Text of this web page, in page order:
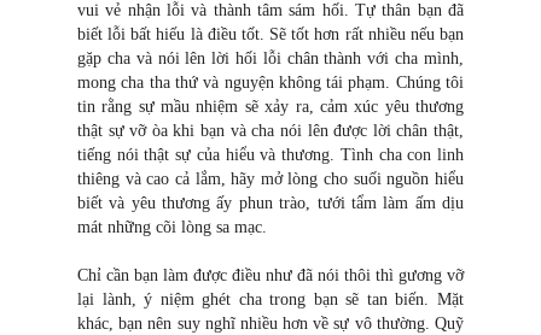
vui vẻ nhận lỗi và thành tâm sám hối. Tự thân bạn đã
biết lỗi bất hiếu là điều tốt. Sẽ tốt hơn rất nhiều nếu bạn
gặp cha và nói lên lời hối lỗi chân thành với cha mình,
mong cha tha thứ và nguyện không tái phạm. Chúng tôi
tin rằng sự mầu nhiệm sẽ xảy ra, cảm xúc yêu thương
thật sự vỡ òa khi bạn và cha nói lên được lời chân thật,
tiếng nói thật sự của hiểu và thương. Tình cha con linh
thiêng và cao cả lắm, hãy mở lòng cho suối nguồn hiểu
biết và yêu thương ấy phun trào, tưới tẩm làm ấm dịu
mát những cõi lòng sa mạc.
Chỉ cần bạn làm được điều như đã nói thôi thì gương vỡ
lại lành, ý niệm ghét cha trong bạn sẽ tan biến. Mặt
khác, bạn nên suy nghĩ nhiều hơn về sự vô thường. Quỹ